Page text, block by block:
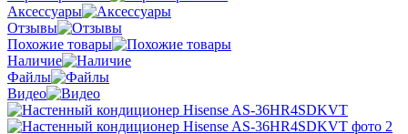
Аксессуары
Отзывы
Похожие товары
Наличие
Файлы
Видео